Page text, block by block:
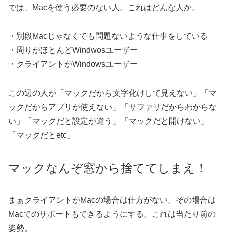
では、Macを使う必要のない人。これはどんな人か。
・別段Macじゃなくても問題ないような仕事をしている
・周りがほとんどWindwosユーザー
・クライアントがWindowsユーザー
この辺の人が「マックだから文字化けして見えない」「マ
ックだからアプリが使えない」「サファリだからわからな
い」「マックだと設定が違う」「マックだと開けない」
「マックだとetc」
マックなんぞ窓から捨ててしまえ！
まぁクライアントがMacの場合は仕方がない。その場合は
Macでのサポートもできるようにする。これは当たり前の
姿勢。